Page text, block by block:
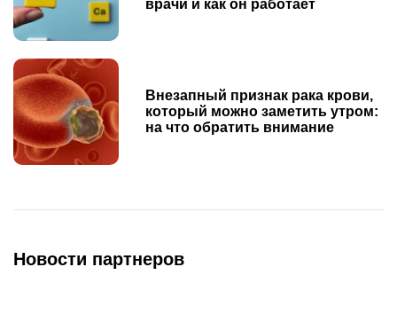
врачи и как он работает
Внезапный признак рака крови,
который можно заметить утром:
на что обратить внимание
Новости партнеров